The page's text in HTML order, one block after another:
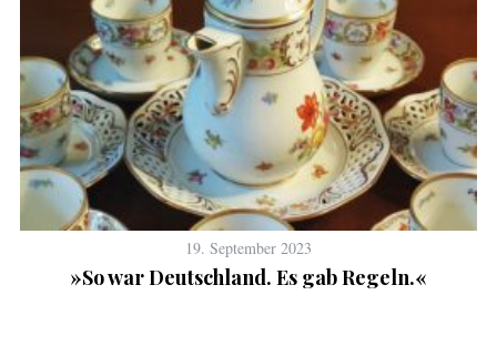
19. September 2023
»So war Deutschland. Es gab Regeln.«